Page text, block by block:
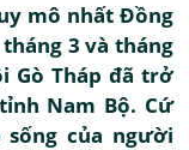
mô nhất Đồng
3 và tháng
Gò Tháp đã trở
Nam Bộ. Cứ
của người